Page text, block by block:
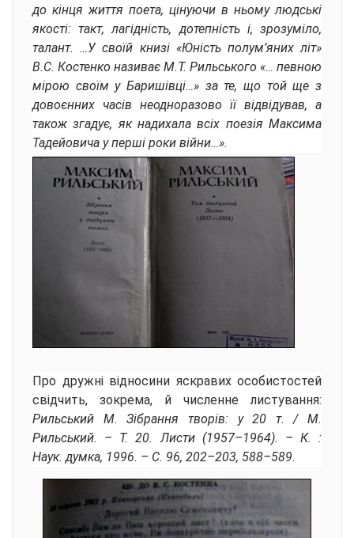
до кінця життя поета, цінуючи в ньому людські
якості: такт, лагідність, дотепність і, зрозуміло,
талант. …У своїй книзі «Юність полум’яних літ»
В.С. Костенко називає М.Т. Рильського «… певною
мірою своїм у Баришівці…» за те, що той ще з
довоєнних часів неодноразово її відвідував, а
також згадує, як надихала всіх поезія Максима
Тадейовича у перші роки війни…».
Про дружні відносини яскравих особистостей
свідчить, зокрема, й численне листування:
Рильський М. Зібрання творів: у 20 т. / М.
Рильський. – Т. 20. Листи (1957–1964). – К. :
Наук. думка, 1996. – С. 96, 202–203, 588–589.